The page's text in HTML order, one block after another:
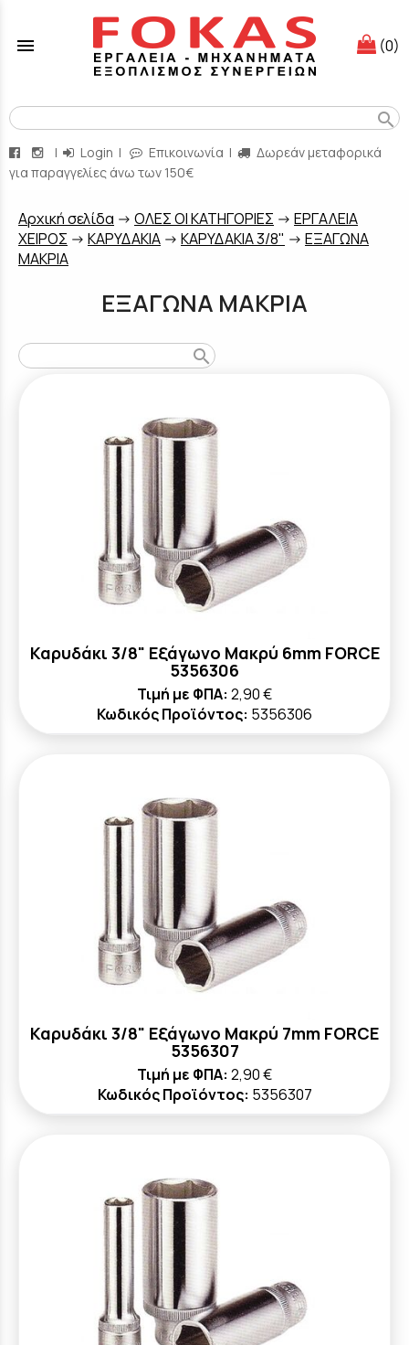
menu (0)
search
| Login | Επικοινωνία |
Δωρεάν μεταφορικά
για παραγγελίες άνω των 150€
Aρχική σελίδα -> ΟΛΕΣ ΟΙ ΚΑΤΗΓΟΡΙΕΣ -> ΕΡΓΑΛΕΙΑ
ΧΕΙΡΟΣ -> ΚΑΡΥΔΑΚΙΑ -> ΚΑΡΥΔΑΚΙΑ 3/8" -> ΕΞΑΓΩΝΑ
ΜΑΚΡΙΑ
ΕΞΑΓΩΝΑ ΜΑΚΡΙΑ
search
Καρυδάκι 3/8" Εξάγωνο Μακρύ 6mm FORCE
5356306
Τιμή με ΦΠΑ: 2,90 €
Κωδικός Προϊόντος: 5356306
Καρυδάκι 3/8" Εξάγωνο Μακρύ 7mm FORCE
5356307
Τιμή με ΦΠΑ: 2,90 €
Κωδικός Προϊόντος: 5356307